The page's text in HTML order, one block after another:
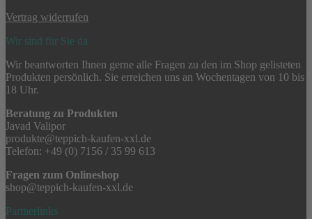
Vertrag widerrufen
Wir sind für Sie da
Wir beantworten Ihnen gerne alle Fragen zu den im Shop gelisteten
Produkten persönlich. Sie erreichen uns an Wochentagen von 10 bis
18 Uhr.
Beratung zu Produkten
Javad Valipor
produkte@teppich-kaufen-xxl.de
Telefon: +49 (0) 7156 / 35 99 613
Fragen zum Onlineshop
shop@teppich-kaufen-xxl.de
Partnerlinks